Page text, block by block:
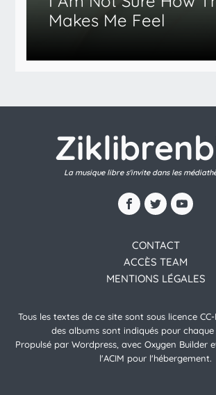
Makes Me Feel
La musique libre s'invite dans les
CONTACT
ACCÈS TEAM
MENTIONS LÉGALES
Tous les textes de ce site sont sous licence CC-
des albums sont indiqués pour chaque
Propulsé par Wordpress, avec Oxygen Builder
l'ACIM pour l'hébergement.